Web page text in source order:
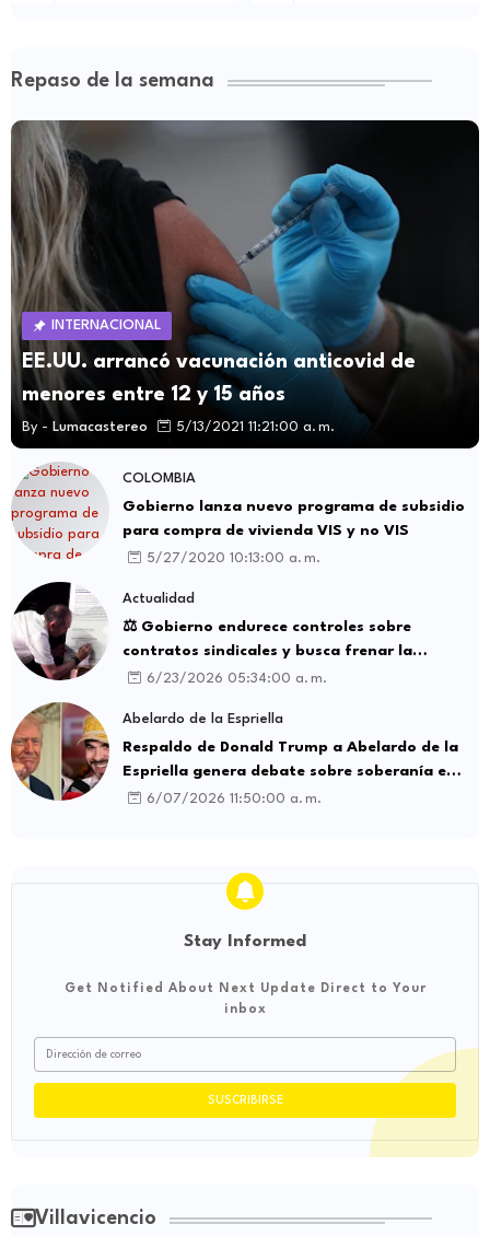
Repaso de la semana
INTERNACIONAL
EE.UU. arrancó vacunación anticovid de
menores entre 12 y 15 años
By - Lumacastereo 5/13/2021 11:21:00 a. m.
COLOMBIA
Gobierno lanza nuevo programa de subsidio
para compra de vivienda VIS y no VIS
5/27/2020 10:13:00 a. m.
Actualidad
⚖️ Gobierno endurece controles sobre
contratos sindicales y busca frenar la
intermediación laboral ilegal
6/23/2026 05:34:00 a. m.
Abelardo de la Espriella
Respaldo de Donald Trump a Abelardo de la
Espriella genera debate sobre soberanía e
influencia internacional
6/07/2026 11:50:00 a. m.
Stay Informed
Get Notified About Next Update Direct to Your
inbox
Villavicencio